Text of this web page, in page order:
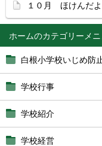
ホーム
白根小学校いじめ防
学校行事
学校紹介
学校経営
１０月 ほけんだよ